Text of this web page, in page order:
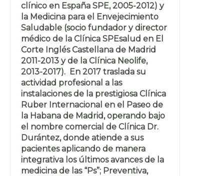
clínico en España SPE, 2005-2012) y
la Medicina para el Envejecimiento
Saludable (socio fundador y director
médico de la Clínica SPEsalud en El
Corte Inglés Castellana de Madrid
2011-2013 y de la Clínica Neolife,
2013-2017). En 2017 traslada su
actividad profesional a las
instalaciones de la prestigiosa Clínica
Ruber Internacional en el Paseo de
la Habana de Madrid, operando bajo
el nombre comercial de Clínica Dr.
Durántez, donde atiende a sus
pacientes aplicando de manera
integrativa los últimos avances de la
medicina de las “Ps”; Preventiva,